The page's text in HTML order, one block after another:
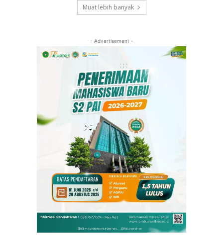
Muat lebih banyak
- Advertisement -